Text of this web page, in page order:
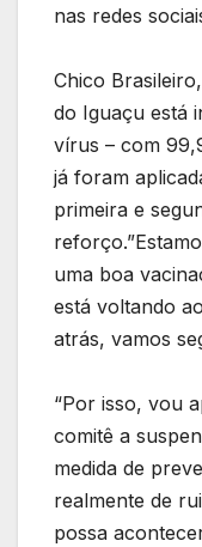
nas redes
Chico
do Iguaçu está
vírus – com
já foram
primeira e
uma boa
está voltando
atrás, vamos
“Por isso, vou
comitê a
medida de
realmente de
possa